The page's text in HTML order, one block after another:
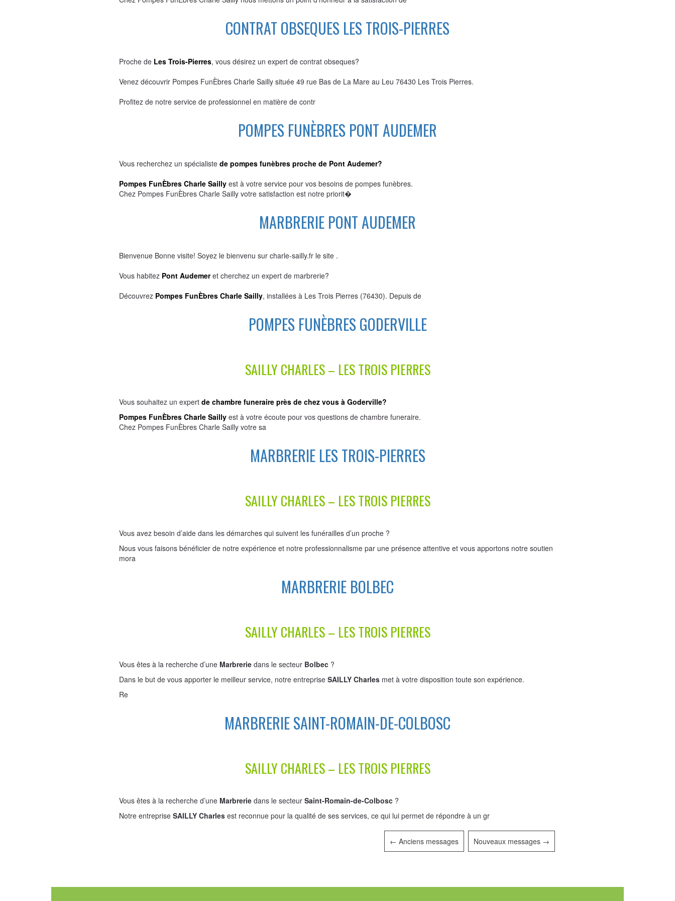
CONTRAT OBSEQUES LES TROIS-PIERRES
Proche de Les Trois-Pierres, vous désirez un expert de contrat obseques?
Venez découvrir Pompes FunÈbres Charle Sailly située 49 rue Bas de La Mare au Leu 76430 Les Trois Pierres.
Profitez de notre service de professionnel en matière de contr
POMPES FUNÈBRES PONT AUDEMER
Vous recherchez un spécialiste de pompes funèbres proche de Pont Audemer?
Pompes FunÈbres Charle Sailly est à votre service pour vos besoins de pompes funèbres.
Chez Pompes FunÈbres Charle Sailly votre satisfaction est notre priorit�
MARBRERIE PONT AUDEMER
Bienvenue Bonne visite! Soyez le bienvenu sur charle-sailly.fr le site .
Vous habitez Pont Audemeret cherchez un expert de marbrerie?
Découvrez Pompes FunÈbres Charle Sailly, installées à Les Trois Pierres (76430). Depuis de
POMPES FUNÈBRES GODERVILLE
SAILLY CHARLES – LES TROIS PIERRES
Vous souhaitez un expert de chambre funeraire près de chez vous à Goderville?
Pompes FunÈbres Charle Sailly est à votre écoute pour vos questions de chambre funeraire.
Chez Pompes FunÈbres Charle Sailly votre sa
MARBRERIE LES TROIS-PIERRES
SAILLY CHARLES – LES TROIS PIERRES
Vous avez besoin d’aide dans les démarches qui suivent les funérailles d’un proche ?
Nous vous faisons bénéficier de notre expérience et notre professionnalisme par une présence attentive et vous apportons notre soutien
mora
MARBRERIE BOLBEC
SAILLY CHARLES – LES TROIS PIERRES
Vous êtes à la recherche d’une Marbrerie dans le secteur Bolbec ?
Dans le but de vous apporter le meilleur service, notre entreprise SAILLY Charles met à votre disposition toute son expérience.
Re
MARBRERIE SAINT-ROMAIN-DE-COLBOSC
SAILLY CHARLES – LES TROIS PIERRES
Vous êtes à la recherche d’une Marbrerie dans le secteur Saint-Romain-de-Colbosc ?
Notre entreprise SAILLY Charles est reconnue pour la qualité de ses services, ce qui lui permet de répondre à un gr
← Anciens messages Nouveaux messages →